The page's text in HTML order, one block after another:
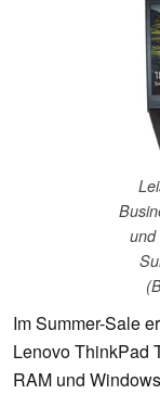
und
Im Summer-Sale
Lenovo ThinkPad
RAM und